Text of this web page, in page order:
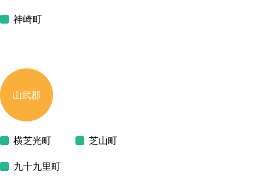
神崎町
山武郡
横芝光町
九十九里町
芝山町